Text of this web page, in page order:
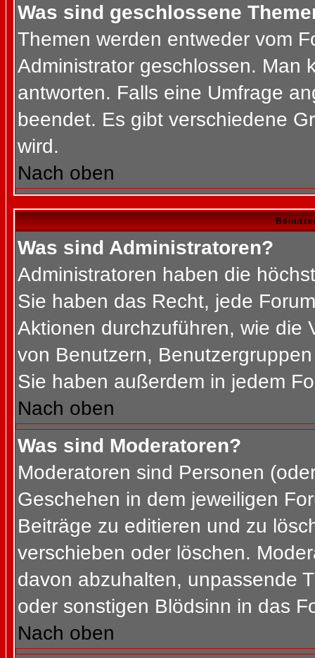
Was sind geschlossene
Themen werden entweder vom
Administrator geschlossen. Man
antworten. Falls eine Umfrage
beendet. Es gibt verschiedene
wird.
Nach oben
Was sind Administratoren?
Administratoren haben die
Sie haben das Recht, jede
Aktionen durchzuführen, wie die
von Benutzern,
Sie haben außerdem in jedem
Nach oben
Was sind Moderatoren?
Moderatoren sind Personen
Geschehen in dem jeweiligen
Beiträge zu editieren und zu
verschieben oder löschen.
davon abzuhalten, unpassende
oder sonstigen Blödsinn in das
Nach oben